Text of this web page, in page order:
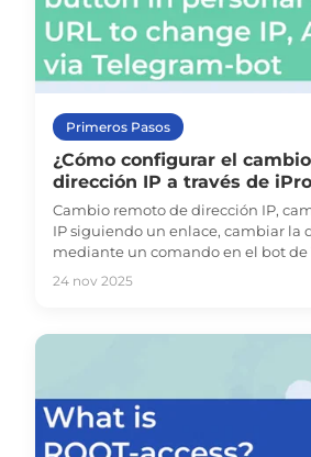
Primeros Pasos
¿Cómo configurar el
dirección IP a través de
Cambio remoto de dirección IP,
IP siguiendo un enlace, cambiar la
mediante un comando en el bot de
rotación, API, proxy móvil
24 nov 2025